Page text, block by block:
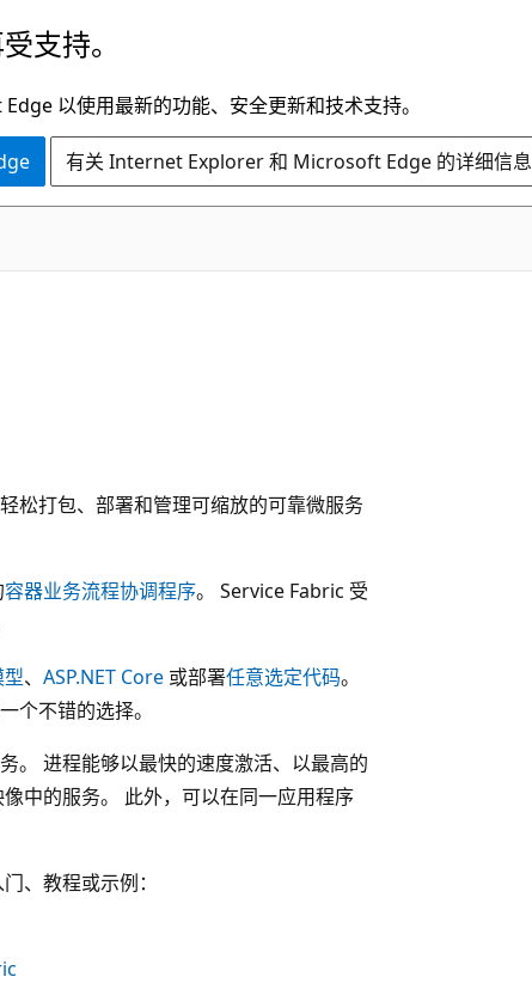
支持。
以使用最新的功能、安全更新和技术支持。
有关 Internet Explorer 和 Microsoft Edge 的详细信息
松打包、部署和管理可缩放的可靠微服务
容器业务流程协调程序。 Service Fabric 受
、 ASP.NET Core 或部署任意选定代码。
个不错的选择。
。 进程能够以最快的速度激活、以最高的
中的服务。 此外，可以在同一应用程序
、教程或示例：